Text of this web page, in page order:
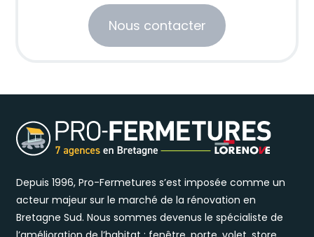
Nous contacter
Depuis 1996, Pro-Fermetures s’est imposée comme un
acteur majeur sur le marché de la rénovation en
Bretagne Sud. Nous sommes devenus le spécialiste de